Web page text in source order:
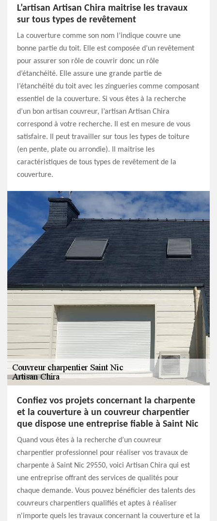
L’artisan Artisan Chira maitrise les travaux
sur tous types de revêtement
La couverture comme son nom l’indique couvre une
bonne partie du toit. Elle est composée d’un revêtement
pour assurer son rôle de couvrir donc un rôle
d’étanchéité. Elle assure une grande partie de
l’étanchéité du toit avec les zingueries comme composant
essentiel de la couverture. Si vous êtes à la recherche
d’un bon artisan couvreur, l’artisan Artisan Chira
correspond à votre recherche. Il est en mesure de vous
satisfaire. Il peut travailler sur tous les types de toiture
(en pente, plate ou arrondie). Il maitrise les
caractéristiques de tous types de revêtement de la
couverture.
Confiez vos projets concernant la charpente
et la couverture à un couvreur charpentier
que dispose une entreprise fiable à Saint Nic
Quand vous êtes à la recherche d’un couvreur
charpentier professionnel pour réaliser vos travaux de
charpente à Saint Nic 29550, voici Artisan Chira qui est
une entreprise offrant des services de qualités pour
chaque demande. Vous pouvez bénéficier des talents des
couvreurs charpentiers qualifiés et aptes à réaliser
n'importe quels les travaux concernant la couverture et la